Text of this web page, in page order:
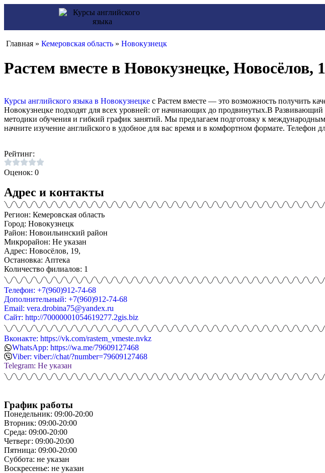
Главная » Кемеровская область » Новокузнецк
Растем вместе в Новокузнецке,
Курсы английского языка в Новокузнецке с Растем вместе — это возможность получить
Новокузнецке подходят для всех уровней: от начинающих до продвинутых.В
методики обучения и гибкий график занятий. Мы предлагаем подготовку к
начните изучение английского в удобное для вас время и в комфортном формате. Телефон
Рейтинг:
Оценок: 0
Адрес и контакты
Регион: Кемеровская область
Город: Новокузнецк
Район: Новоильинский район
Микрорайон: Не указан
Адрес: Новосёлов, 19,
Остановка: Аптека
Количество филиалов: 1
Телефон: +7(960)912-74-68
Дополнительный: +7(960)912-74-68
Email: vera.drobina75@yandex.ru
Сайт: http://70000001054619277.2gis.biz
Вконакте: https://vk.com/rastem_vmeste.nvkz
WhatsApp: https://wa.me/79609127468
Viber: viber://chat/?number=79609127468
Telegram: Не указан
График работы
Понедельник: 09:00-20:00
Вторник: 09:00-20:00
Среда: 09:00-20:00
Четверг: 09:00-20:00
Пятница: 09:00-20:00
Суббота: не указан
Воскресенье: не указан